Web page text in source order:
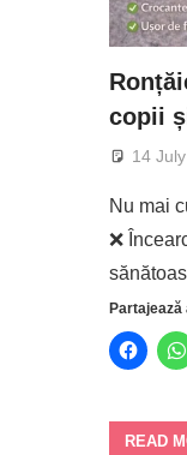
copii
14
Nu mai
❌
Partajează
READ